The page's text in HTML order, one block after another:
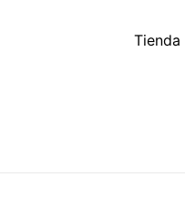
Tienda